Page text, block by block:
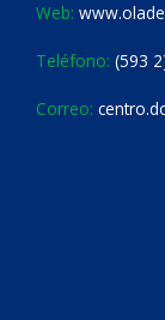
Web:
Teléfono: (593
Correo: